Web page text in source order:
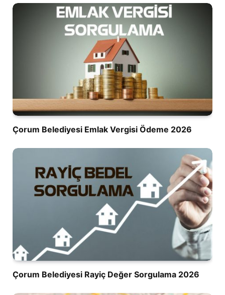
Çorum Belediyesi Emlak Vergisi Ödeme 2026
Çorum Belediyesi Rayiç Değer Sorgulama 2026